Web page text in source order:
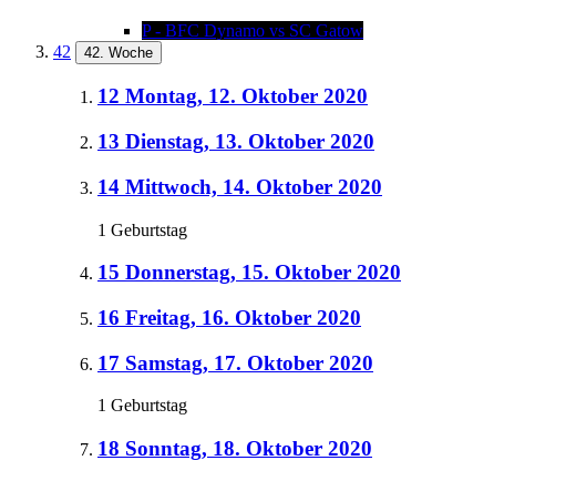
P - BFC Dynamo vs SC Gatow
42
42. Woche
12 Montag, 12. Oktober 2020
13 Dienstag, 13. Oktober 2020
14 Mittwoch, 14. Oktober 2020
1 Geburtstag
15 Donnerstag, 15. Oktober 2020
16 Freitag, 16. Oktober 2020
17 Samstag, 17. Oktober 2020
1 Geburtstag
18 Sonntag, 18. Oktober 2020